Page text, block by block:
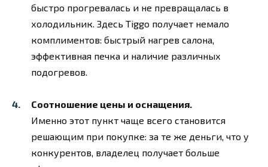
быстро прогревалась и не превращалась в
холодильник. Здесь Tiggo получает немало
комплиментов: быстрый нагрев салона,
эффективная печка и наличие различных
подогревов.
Соотношение цены и оснащения.
Именно этот пункт чаще всего становится
решающим при покупке: за те же деньги, что у
конкурентов, владелец получает больше